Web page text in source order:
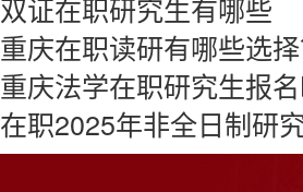
双证在职研究生有哪些
重庆在职读研有哪些选
重庆法学在职研究生报
在职2025年非全日制研